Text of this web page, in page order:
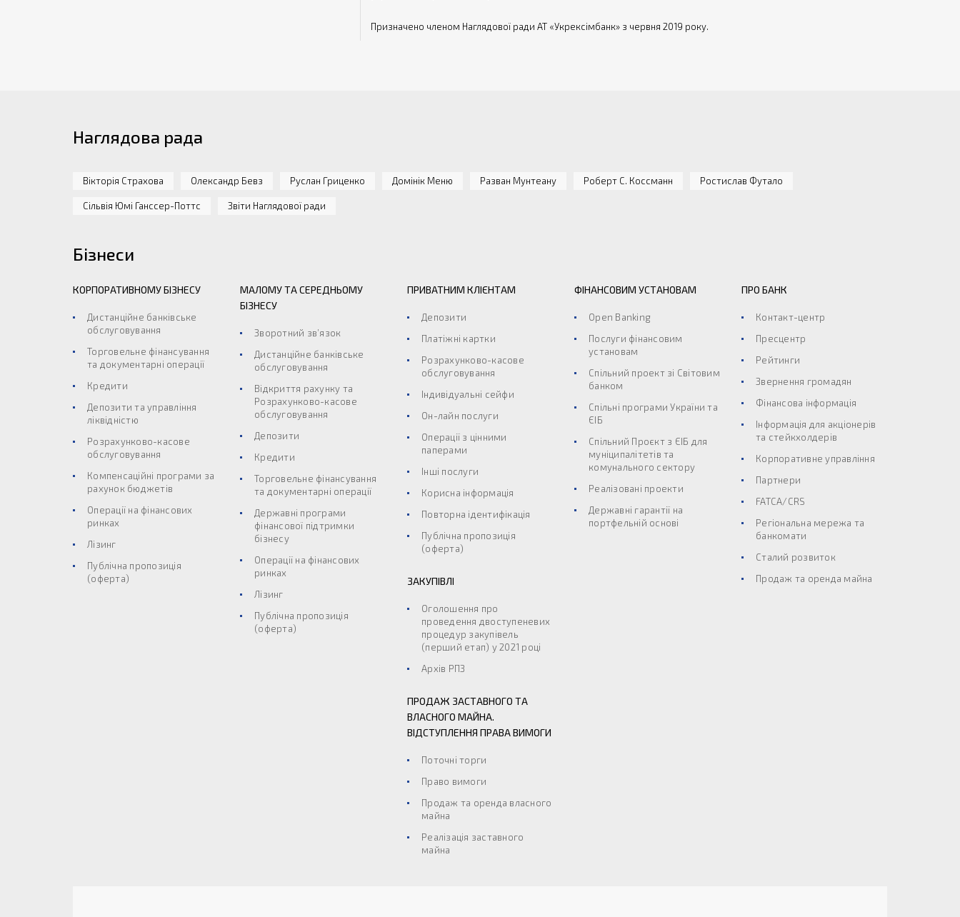
Призначено членом Наглядової ради АТ «Укрексімбанк» з червня 2019 року.
Наглядова рада
Вікторія Страхова Олександр Бевз Руслан Гриценко Домінік Меню Разван Мунтеану Роберт С. Коссманн Ростислав Футало
Сільвія Юмі Ганссер-Поттс Звіти Наглядової ради
Бізнеси
КОРПОРАТИВНОМУ БІЗНЕСУ
Дистанційне банківське
обслуговування
Торговельне фінансування
та документарні операції
Кредити
Депозити та управління
ліквідністю
Розрахунково-касове
обслуговування
Компенсаційні програми за
рахунок бюджетів
Операції на фінансових
ринках
Лізинг
Публічна пропозиція
(оферта)
МАЛОМУ ТА СЕРЕДНЬОМУ
БІЗНЕСУ
Зворотний зв’язок
Дистанційне банківське
обслуговування
Відкриття рахунку та
Розрахунково-касове
обслуговування
Депозити
Кредити
Торговельне фінансування
та документарні операції
Державні програми
фінансової підтримки
бізнесу
Операції на фінансових
ринках
Лізинг
Публічна пропозиція
(оферта)
ПРИВАТНИМ КЛІЄНТАМ
Депозити
Платіжні картки
Розрахунково-касове
обслуговування
Індивідуальні сейфи
Он-лайн послуги
Операції з цінними
паперами
Інші послуги
Корисна інформація
Повторна ідентифікація
Публічна пропозиція
(оферта)
ЗАКУПІВЛІ
Оголошення про
проведення двоступеневих
процедур закупівель
(перший етап) у 2021 році
Архів РПЗ
ПРОДАЖ ЗАСТАВНОГО ТА
ВЛАСНОГО МАЙНА.
ВІДСТУПЛЕННЯ ПРАВА ВИМОГИ
Поточні торги
Право вимоги
Продаж та оренда власного
майна
Реалізація заставного
майна
ФІНАНСОВИМ УСТАНОВАМ
Open Banking
Послуги фінансовим
установам
Спільний проект зі Світовим
банком
Спільні програми України та
ЄІБ
Спільний Проєкт з ЄІБ для
муніципалітетів та
комунального сектору
Реалізовані проекти
Державні гарантії на
портфельній основі
ПРО БАНК
Контакт-центр
Пресцентр
Рейтинги
Звернення громадян
Фінансова інформація
Інформація для акціонерів
та стейкхолдерів
Корпоративне управління
Партнери
FATCA/CRS
Регіональна мережа та
банкомати
Сталий розвиток
Продаж та оренда майна